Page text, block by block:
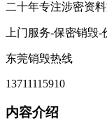
二十年专注涉密资
上门服务-保密销毁-
东莞销毁热线
13711115910
内容介绍